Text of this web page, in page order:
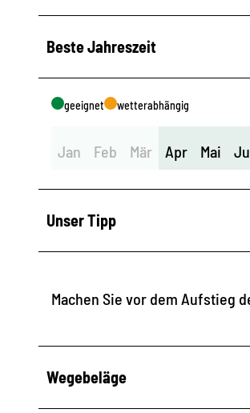
Beste Jahreszeit
geeignet wetterabhängig
Jan Feb Mär Apr Mai
Unser Tipp
Machen Sie vor dem Aufstieg
Wegebeläge